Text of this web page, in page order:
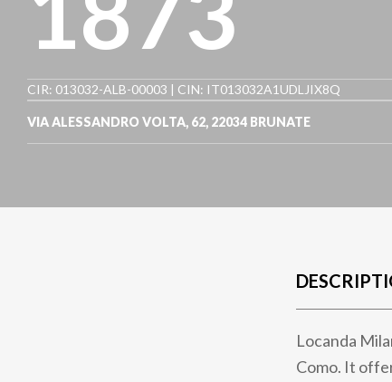
CIR: 013032-ALB-00003 | CIN: IT013032A1UDLJIX8Q
VIA ALESSANDRO VOLTA, 62, 22034 BRUNATE
Locanda
Como. It